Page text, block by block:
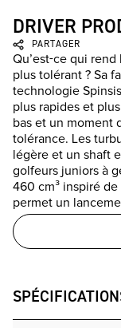
DRIVER
PARTAGER
Qu’est-ce qui
plus tolérant ? Sa
technologie
plus rapides et
bas et un moment
tolérance. Les
légère et un shaft
golfeurs juniors à
460 cm³ inspiré de
permet un